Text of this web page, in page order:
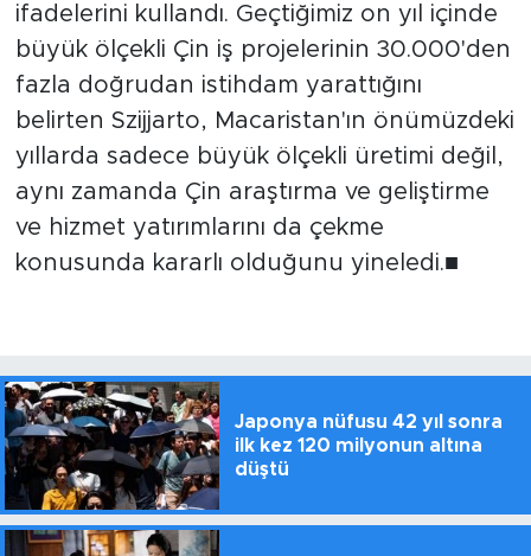
ifadelerini kullandı. Geçtiğimiz on yıl içinde
büyük ölçekli Çin iş projelerinin 30.000'den
fazla doğrudan istihdam yarattığını
belirten Szijjarto, Macaristan'ın önümüzdeki
yıllarda sadece büyük ölçekli üretimi değil,
aynı zamanda Çin araştırma ve geliştirme
ve hizmet yatırımlarını da çekme
konusunda kararlı olduğunu yineledi.■
Japonya nüfusu 42 yıl sonra
ilk kez 120 milyonun altına
düştü